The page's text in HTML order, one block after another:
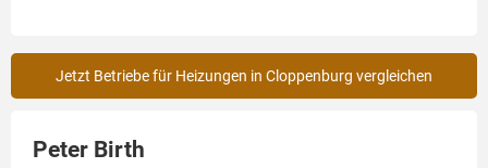
Jetzt Betriebe für Heizungen in Cloppenburg vergleichen
Peter Birth